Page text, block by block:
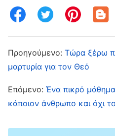
και ρίχνει όλη την
δεν αποδέχεται
ακούει τις προτάσεις
εκκλησιαστική ζωή. Πώς
καθοδηγήσει τους
αλήθεια ή να εισέλθουν
Προηγούμενο: Τώρα ξέρω
μαρτυρία για τον Θεό
Επόμενο: Ένα πικρό
κάποιον άνθρωπο και όχι